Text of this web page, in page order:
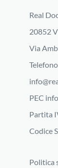
Real
20852
Via
PEC
Partita
Codice
Politica